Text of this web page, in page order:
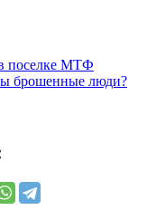
поселке МТФ
брошенные люди?